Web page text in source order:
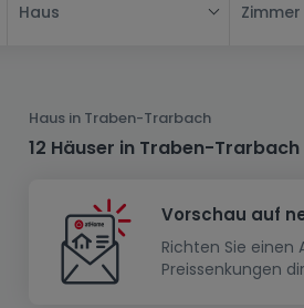
Haus
Haus
Reihenhaus
Doppelhaushälfte
Wohnung
Schlafzimmer
1-Zimmer-Apartment
Wohnanlage
Wohnsiedlung
Haus bauen
Musterhaus
Renditeobjekt
Zimmer
Haus in Traben-Trarbach
12 Häuser in Traben-Trarbach
Vorschau auf
Richten Sie
Preissenkungen